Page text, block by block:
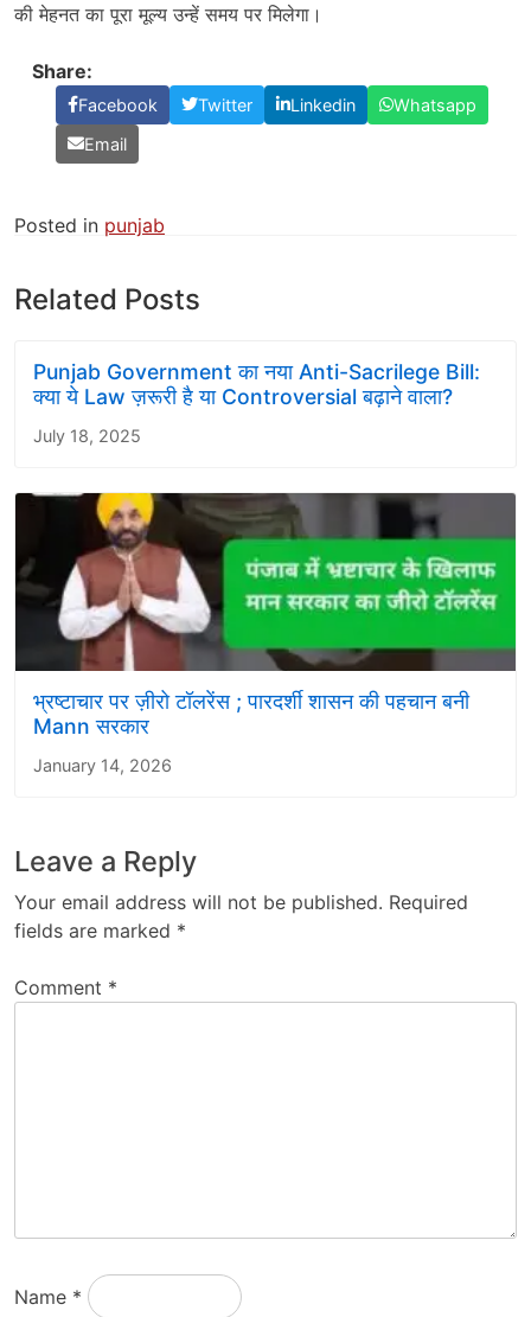
की मेहनत का पूरा मूल्य उन्हें समय पर मिलेगा।
Share:
Facebook Twitter Linkedin
Whatsapp
Email
Posted in punjab
Related Posts
Punjab Government का नया Anti-Sacrilege Bill:
क्या ये Law ज़रूरी है या Controversial बढ़ाने वाला?
July 18, 2025
भ्रष्टाचार पर ज़ीरो टॉलरेंस ; पारदर्शी शासन की पहचान बनी
Mann सरकार
January 14, 2026
Leave a Reply
Your email address will not be published. Required
fields are marked *
Comment *
Name *